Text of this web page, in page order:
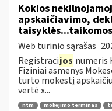
Kokios
apskaičiavimo,
taisyklės...taikomos
Web turinio sąrašas
Registracijos numeris
Fiziniai asmenys
turto mokestį
vertė x...
ntm mokėjimo terminas